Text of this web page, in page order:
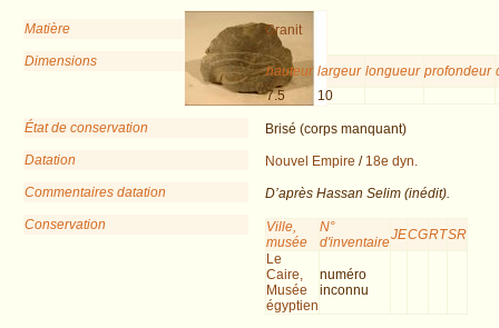
Matière
Granit
Dimensions
hauteur largeur longueur profondeur
7.5
10
État de conservation
Brisé (corps manquant)
Datation
Nouvel Empire / 18e dyn.
Commentaires datation
D’après Hassan Selim (inédit).
Conservation
Ville,
musée
N°
d'inventaireJECGRTSR
Le
Caire,
Musée
égyptien
numéro
inconnu